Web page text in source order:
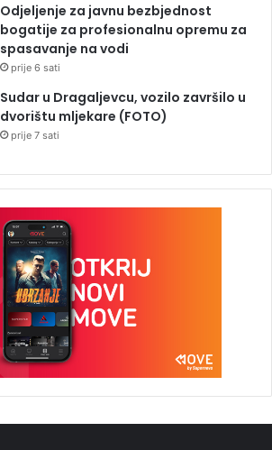
Odjeljenje za javnu bezbjednost
bogatije za profesionalnu opremu za
spasavanje na vodi
prije 6 sati
Sudar u Dragaljevcu, vozilo završilo u
dvorištu mljekare (FOTO)
prije 7 sati